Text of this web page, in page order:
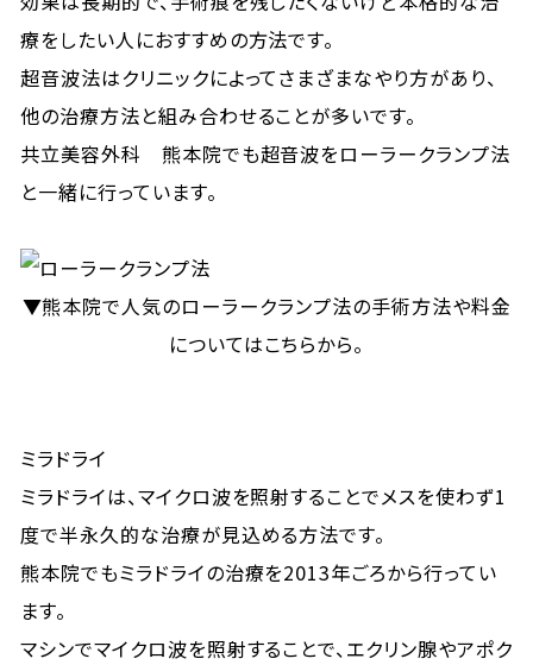
療をしたい人におすすめの方法です。
超音波法はクリニックによってさまざまなやり方があり、
他の治療方法と組み合わせることが多いです。
共立美容外科 熊本院でも超音波をローラークランプ法
と一緒に行っています。
▼熊本院で人気のローラークランプ法の手術方法や料金
についてはこちらから。
ミラドライ
ミラドライは、マイクロ波を照射することでメスを使わず1
度で半永久的な治療が見込める方法です。
熊本院でもミラドライの治療を2013年ごろから行ってい
ます。
マシンでマイクロ波を照射することで、エクリン腺やアポク